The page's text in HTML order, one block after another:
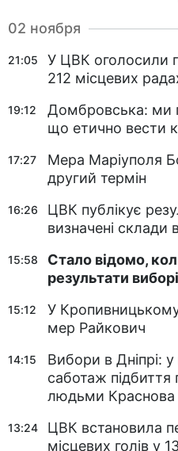
02 ноября
21:05
У ЦВК оголосили
212 місцевих
19:12
Домбровська: ми
що етично вести
17:27
Мера Маріуполя
другий термін
16:26
ЦВК публікує
визначені склади
15:58
Стало відомо,
результати
15:12
У
мер Райкович
14:15
Вибори в Дніпрі:
саботаж підбиття
людьми Краснова
13:24
ЦВК встановила
місцевих голів у